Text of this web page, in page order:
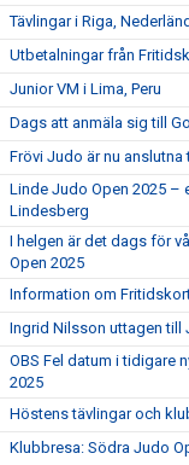
Tävlingar i Riga,
Utbetalningar från
Junior VM i Lima, Peru
Dags att anmäla sig till
Frövi Judo är nu
Linde Judo Open 2025
Lindesberg
I helgen är det dags för
Open 2025
Information om
Ingrid Nilsson uttagen till
OBS Fel datum i tidigare
2025
Höstens tävlingar och
Klubbresa: Södra Judo